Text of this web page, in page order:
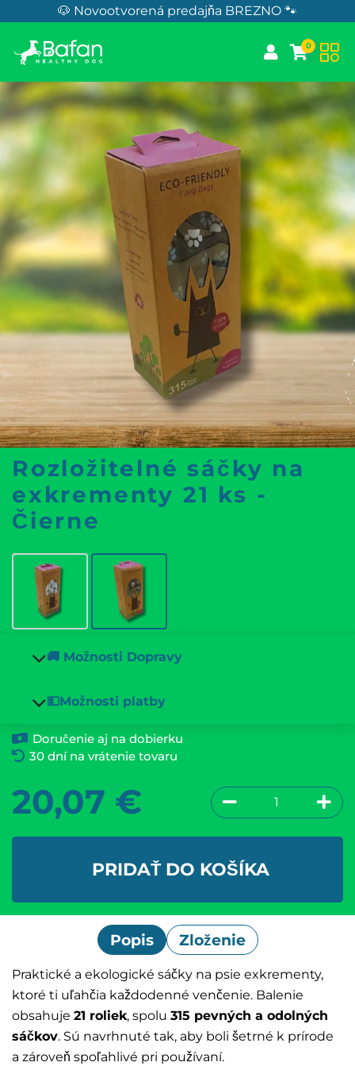
Skip to Content🐶 Novootvorená predajňa BREZNO 🐾
0
Rozložitelné sáčky na
exkrementy 21 ks -
Čierne
🚚 Možnosti Dopravy
💵Možnosti platby
Doručenie aj na dobierku
30 dní na vrátenie tovaru
20,07 €
PRIDAŤ DO KOŠÍKA
Popis Zloženie
Praktické a ekologické sáčky na psie exkrementy,
ktoré ti uľahčia každodenné venčenie. Balenie
obsahuje 21 roliek, spolu 315 pevných a odolných
sáčkov. Sú navrhnuté tak, aby boli šetrné k prírode
a zároveň spoľahlivé pri používaní.